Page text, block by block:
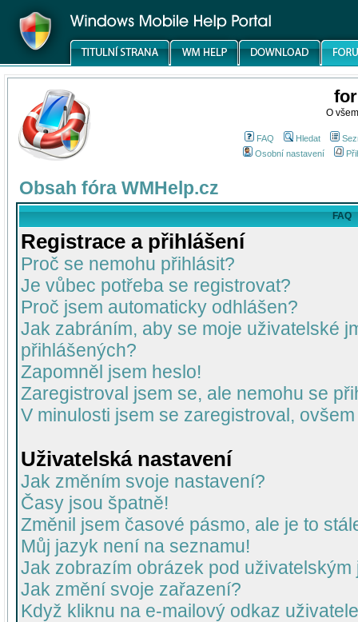
O
FAQ Hledat
Osobní nastavení
Obsah fóra WMHelp.cz
FAQ
Registrace a přihlášení
Proč se nemohu přihlásit?
Je vůbec potřeba se registrovat?
Proč jsem automaticky odhlášen?
Jak zabráním, aby se moje uživatelské
přihlášených?
Zapomněl jsem heslo!
Zaregistroval jsem se, ale nemohu se
V minulosti jsem se zaregistroval,
Uživatelská nastavení
Jak změním svoje nastavení?
Časy jsou špatně!
Změnil jsem časové pásmo, ale je to
Můj jazyk není na seznamu!
Jak zobrazím obrázek pod uživatelským
Jak změní svoje zařazení?
Když kliknu na e-mailový odkaz